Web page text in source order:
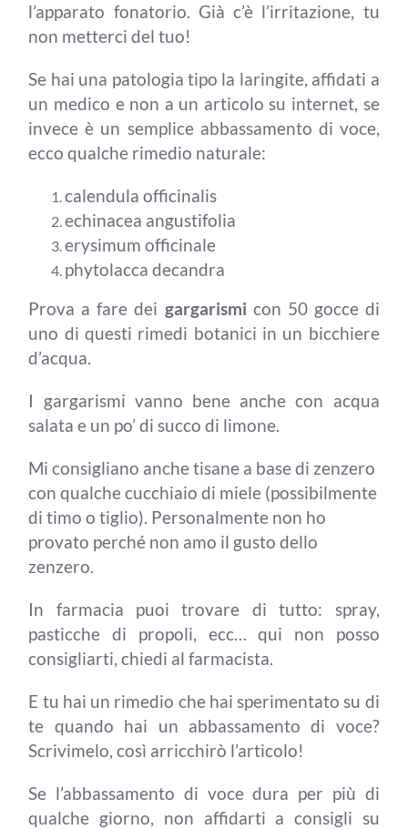
l’apparato fonatorio. Già c’è l’irritazione, tu
non metterci del tuo!
Se hai una patologia tipo la laringite, affidati a
un medico e non a un articolo su internet, se
invece è un semplice abbassamento di voce,
ecco qualche rimedio naturale:
calendula officinalis
echinacea angustifolia
erysimum officinale
phytolacca decandra
Prova a fare dei gargarismi con 50 gocce di
uno di questi rimedi botanici in un bicchiere
d’acqua.
I gargarismi vanno bene anche con acqua
salata e un po’ di succo di limone.
Mi consigliano anche tisane a base di zenzero
con qualche cucchiaio di miele (possibilmente
di timo o tiglio). Personalmente non ho
provato perché non amo il gusto dello
zenzero.
In farmacia puoi trovare di tutto: spray,
pasticche di propoli, ecc… qui non posso
consigliarti, chiedi al farmacista.
E tu hai un rimedio che hai sperimentato su di
te quando hai un abbassamento di voce?
Scrivimelo, così arricchirò l’articolo!
Se l’abbassamento di voce dura per più di
qualche giorno, non affidarti a consigli su